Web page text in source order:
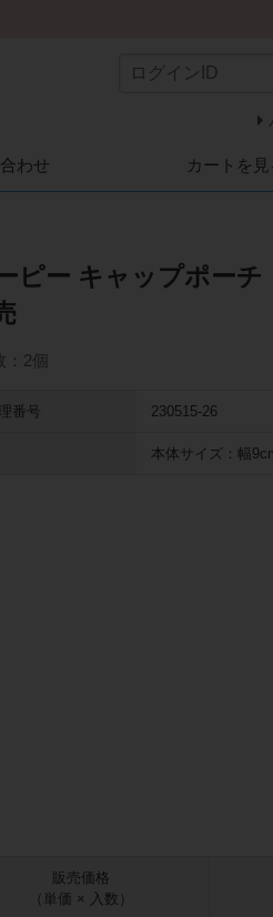
わせ カートを見
ピー キャップポー
：2個
番号 230515-26
本体サイズ：幅
販売価格
（単価 × 入数）